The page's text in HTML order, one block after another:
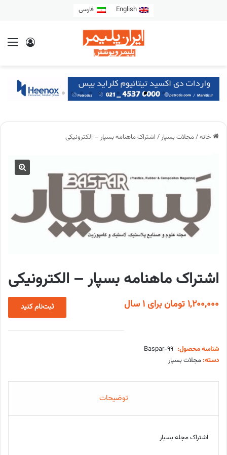
English فارسی
خانه/مجلات بسپار / اشتراک ماهنامه بسپار – الکترونیکی
اشتراک ماهنامه بسپار – الکترونیکی
1,200,000تومان برای ۱ سال ثبت‌نام کنید
شناسه محصول: Baspar-99
دسته: مجلات بسپار
توضیحات
اشتراک مجله بسپار